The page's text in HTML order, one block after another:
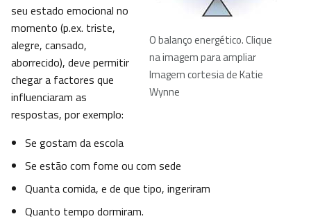
O balanço energético. Clique
na imagem para ampliar
Imagem cortesia de Katie
Wynne
seu estado emocional no
momento (p.ex. triste,
alegre, cansado,
aborrecido), deve permitir
chegar a factores que
influenciaram as
respostas, por exemplo:
Se gostam da escola
Se estão com fome ou com sede
Quanta comida, e de que tipo, ingeriram
Quanto tempo dormiram.